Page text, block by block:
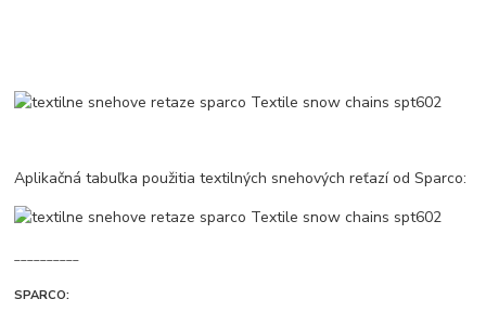
Aplikačná tabuľka použitia textilných snehových reťazí od Sparco:
__________
SPARCO: